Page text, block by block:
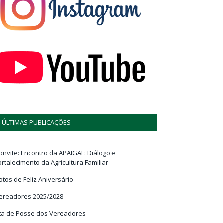
ÚLTIMAS PUBLICAÇÕES
Encontro da APAIGAL: Diálogo e
da Agricultura Familiar
de Feliz Aniversário
2025/2028
de Posse dos Vereadores